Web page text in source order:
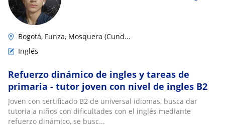
Bogotá, Funza, Mosquera (Cund...
Inglés
Refuerzo dinámico de ingles y tareas de
primaria - tutor joven con nivel de ingles B2
Joven con certificado B2 de universal idiomas, busca dar
tutoria a niños con dificultades con el inglés mediante
refuerzo dinámico, se busc...